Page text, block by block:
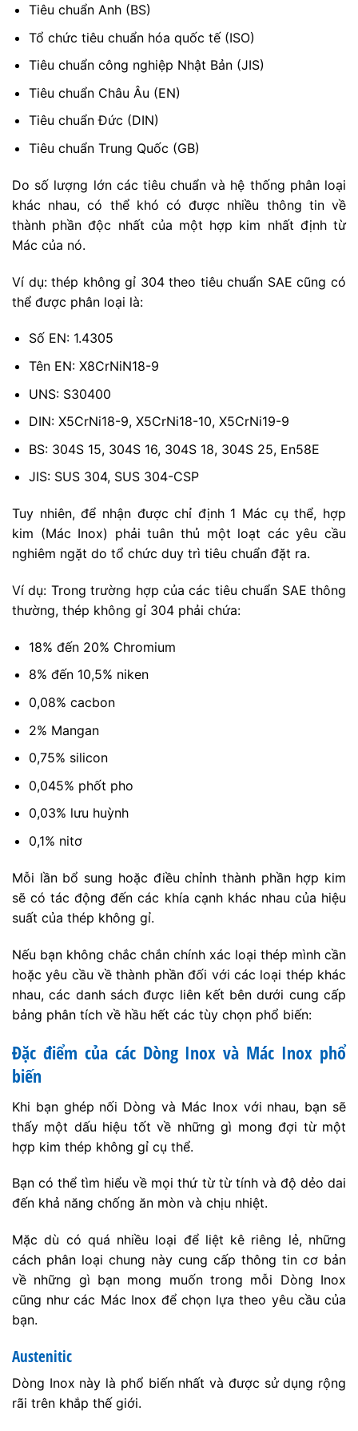
Tiêu chuẩn Anh (BS)
Tổ chức tiêu chuẩn hóa quốc tế (ISO)
Tiêu chuẩn công nghiệp Nhật Bản (JIS)
Tiêu chuẩn Châu Âu (EN)
Tiêu chuẩn Đức (DIN)
Tiêu chuẩn Trung Quốc (GB)
Do số lượng lớn các tiêu chuẩn và hệ thống phân loại
khác nhau, có thể khó có được nhiều thông tin về
thành phần độc nhất của một hợp kim nhất định từ
Mác của nó.
Ví dụ: thép không gỉ 304 theo tiêu chuẩn SAE cũng có
thể được phân loại là:
Số EN: 1.4305
Tên EN: X8CrNiN18-9
UNS: S30400
DIN: X5CrNi18-9, X5CrNi18-10, X5CrNi19-9
BS: 304S 15, 304S 16, 304S 18, 304S 25, En58E
JIS: SUS 304, SUS 304-CSP
Tuy nhiên, để nhận được chỉ định 1 Mác cụ thể, hợp
kim (Mác Inox) phải tuân thủ một loạt các yêu cầu
nghiêm ngặt do tổ chức duy trì tiêu chuẩn đặt ra.
Ví dụ: Trong trường hợp của các tiêu chuẩn SAE thông
thường, thép không gỉ 304 phải chứa:
18% đến 20% Chromium
8% đến 10,5% niken
0,08% cacbon
2% Mangan
0,75% silicon
0,045% phốt pho
0,03% lưu huỳnh
0,1% nitơ
Mỗi lần bổ sung hoặc điều chỉnh thành phần hợp kim
sẽ có tác động đến các khía cạnh khác nhau của hiệu
suất của thép không gỉ.
Nếu bạn không chắc chắn chính xác loại thép mình cần
hoặc yêu cầu về thành phần đối với các loại thép khác
nhau, các danh sách được liên kết bên dưới cung cấp
bảng phân tích về hầu hết các tùy chọn phổ biến:
Đặc điểm của các Dòng Inox và Mác Inox phổ
biến
Khi bạn ghép nối Dòng và Mác Inox với nhau, bạn sẽ
thấy một dấu hiệu tốt về những gì mong đợi từ một
hợp kim thép không gỉ cụ thể.
Bạn có thể tìm hiểu về mọi thứ từ từ tính và độ dẻo dai
đến khả năng chống ăn mòn và chịu nhiệt.
Mặc dù có quá nhiều loại để liệt kê riêng lẻ, những
cách phân loại chung này cung cấp thông tin cơ bản
về những gì bạn mong muốn trong mỗi Dòng Inox
cũng như các Mác Inox để chọn lựa theo yêu cầu của
bạn.
Austenitic
Dòng Inox này là phổ biến nhất và được sử dụng rộng
rãi trên khắp thế giới.